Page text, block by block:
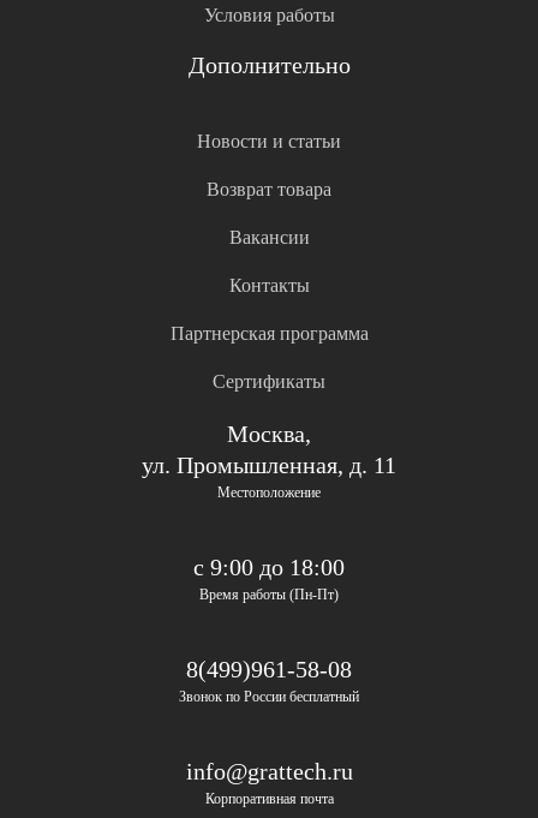
Условия работы
Дополнительно
Новости и статьи
Возврат товара
Вакансии
Контакты
Партнерская программа
Сертификаты
Москва,
ул. Промышленная, д. 11
Местоположение
с 9:00 до 18:00
Время работы (Пн-Пт)
8(499)961-58-08
Звонок по России бесплатный
info@grattech.ru
Корпоративная почта